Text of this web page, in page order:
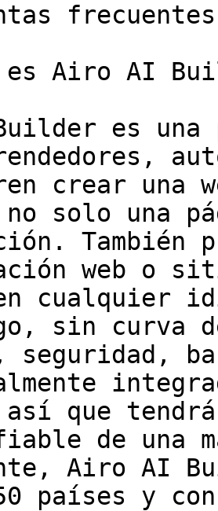
es Airo AI
es una
crear una
solo una
También
web o
cualquier
sin curva
seguridad,
así que
de una
Airo AI
países y